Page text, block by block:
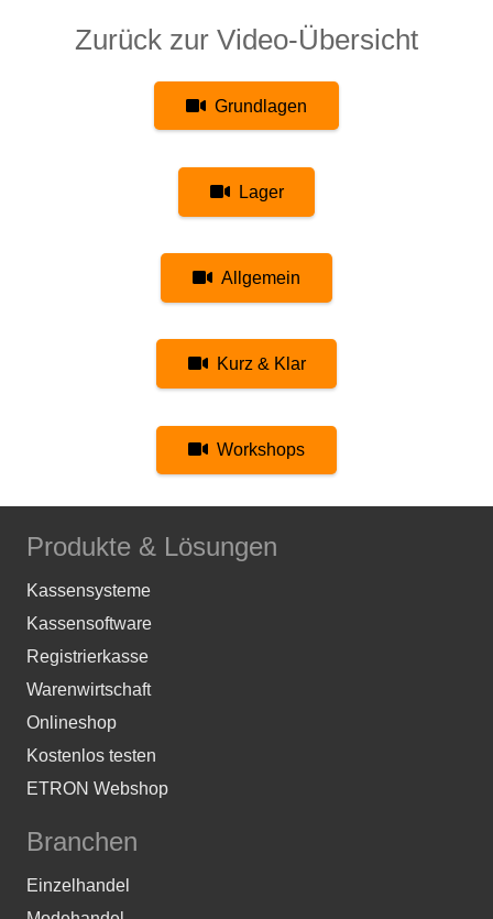
Zurück zur Video-Übersicht
Grundlagen
Lager
Allgemein
Kurz & Klar
Workshops
Produkte & Lösungen
Kassensysteme
Kassensoftware
Registrierkasse
Warenwirtschaft
Onlineshop
Kostenlos testen
ETRON Webshop
Branchen
Einzelhandel